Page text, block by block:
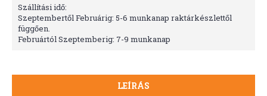
Szállítási idő:
Szeptembertől Februárig: 5-6 munkanap raktárkészlettől
függően.
Februártól Szeptemberig: 7-9 munkanap
LEÍRÁS